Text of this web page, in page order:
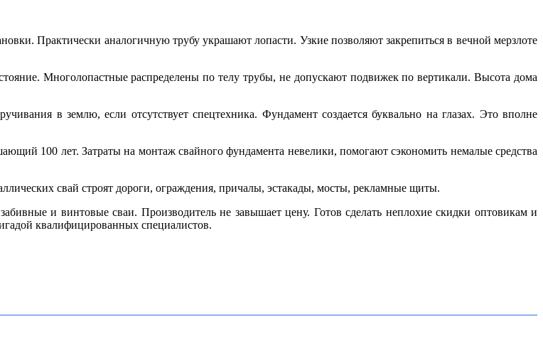
Практически аналогичную трубу украшают лопасти. Узкие позволяют закрепиться в вечной мерзлоте
Многолопастные распределены по телу трубы, не допускают подвижек по вертикали. Высота дома
в землю, если отсутствует спецтехника. Фундамент создается буквально на глазах. Это вполне
100 лет. Затраты на монтаж свайного фундамента невелики, помогают сэкономить немалые средства
свай строят дороги, ограждения, причалы, эстакады, мосты, рекламные щиты.
и винтовые сваи. Производитель не завышает цену. Готов сделать неплохие скидки оптовикам и
квалифицированных специалистов.